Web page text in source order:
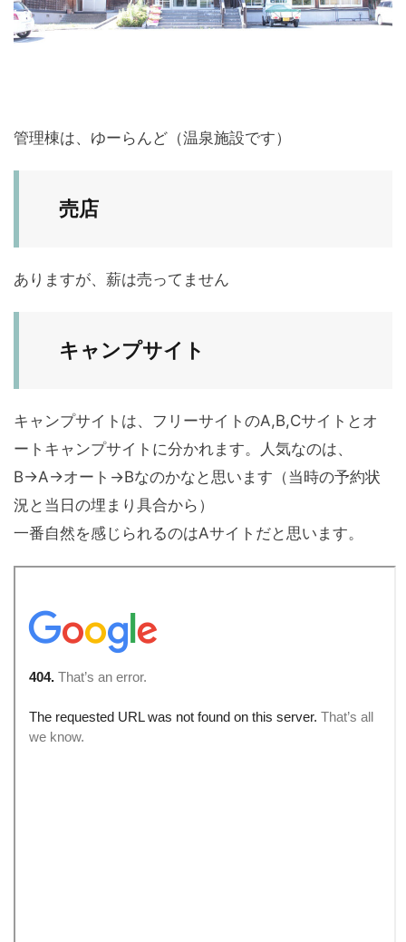
管理棟は、ゆーらんど（温泉施設です）
売店
ありますが、薪は売ってません
キャンプサイト
キャンプサイトは、フリーサイトのA,B,Cサイトとオ
ートキャンプサイトに分かれます。人気なのは、
B→A→オート→Bなのかなと思います（当時の予約状
況と当日の埋まり具合から）
一番自然を感じられるのはAサイトだと思います。